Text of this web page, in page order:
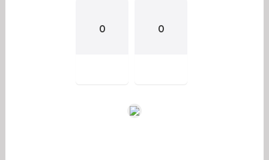
0 0